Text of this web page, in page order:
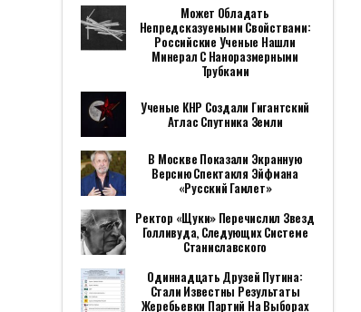
Может Обладать
Непредсказуемыми Свойствами:
Российские Ученые Нашли
Минерал С Наноразмерными
Трубками
Ученые КНР Создали Гигантский
Атлас Спутника Земли
В Москве Показали Экранную
Версию Спектакля Эйфмана
«Русский Гамлет»
Ректор «Щуки» Перечислил Звезд
Голливуда, Следующих Системе
Станиславского
Одиннадцать Друзей Путина:
Стали Известны Результаты
Жеребьевки Партий На Выборах